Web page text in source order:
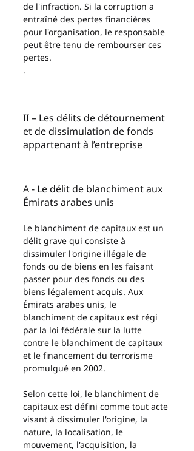
de l'infraction. Si la corruption a
entraîné des pertes financières
pour l'organisation, le responsable
peut être tenu de rembourser ces
pertes.
.
II – Les délits de détournement
et de dissimulation de fonds
appartenant à l’entreprise
A - Le délit de blanchiment aux
Émirats arabes unis
Le blanchiment de capitaux est un
délit grave qui consiste à
dissimuler l'origine illégale de
fonds ou de biens en les faisant
passer pour des fonds ou des
biens légalement acquis. Aux
Émirats arabes unis, le
blanchiment de capitaux est régi
par la loi fédérale sur la lutte
contre le blanchiment de capitaux
et le financement du terrorisme
promulgué en 2002.
Selon cette loi, le blanchiment de
capitaux est défini comme tout acte
visant à dissimuler l'origine, la
nature, la localisation, le
mouvement, l'acquisition, la